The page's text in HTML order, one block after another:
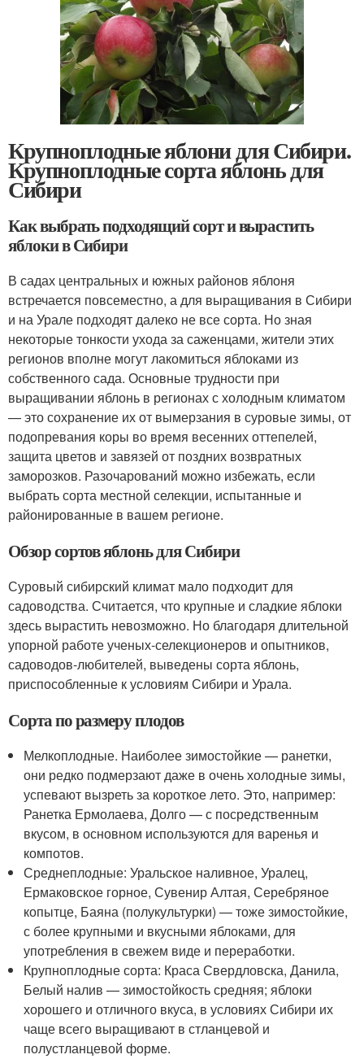
Крупноплодные яблони для Сибири.
Крупноплодные сорта яблонь для
Сибири
Как выбрать подходящий сорт и вырастить
яблоки в Сибири
В садах центральных и южных районов яблоня
встречается повсеместно, а для выращивания в Сибири
и на Урале подходят далеко не все сорта. Но зная
некоторые тонкости ухода за саженцами, жители этих
регионов вполне могут лакомиться яблоками из
собственного сада. Основные трудности при
выращивании яблонь в регионах с холодным климатом
— это сохранение их от вымерзания в суровые зимы, от
подопревания коры во время весенних оттепелей,
защита цветов и завязей от поздних возвратных
заморозков. Разочарований можно избежать, если
выбрать сорта местной селекции, испытанные и
районированные в вашем регионе.
Обзор сортов яблонь для Сибири
Суровый сибирский климат мало подходит для
садоводства. Считается, что крупные и сладкие яблоки
здесь вырастить невозможно. Но благодаря длительной
упорной работе ученых-селекционеров и опытников,
садоводов-любителей, выведены сорта яблонь,
приспособленные к условиям Сибири и Урала.
Сорта по размеру плодов
Мелкоплодные. Наиболее зимостойкие — ранетки,
они редко подмерзают даже в очень холодные зимы,
успевают вызреть за короткое лето. Это, например:
Ранетка Ермолаева, Долго — с посредственным
вкусом, в основном используются для варенья и
компотов.
Среднеплодные: Уральское наливное, Уралец,
Ермаковское горное, Сувенир Алтая, Серебряное
копытце, Баяна (полукультурки) — тоже зимостойкие,
с более крупными и вкусными яблоками, для
употребления в свежем виде и переработки.
Крупноплодные сорта: Краса Свердловска, Данила,
Белый налив — зимостойкость средняя; яблоки
хорошего и отличного вкуса, в условиях Сибири их
чаще всего выращивают в стланцевой и
полустланцевой форме.